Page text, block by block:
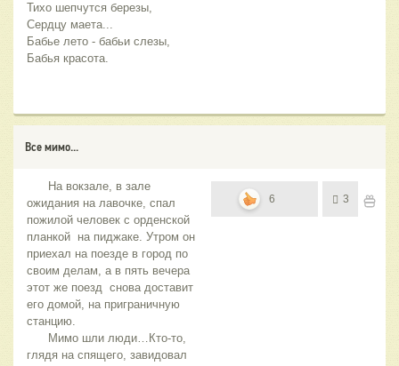
Тихо шепчутся березы,
Сердцу маета...
Бабье лето - бабьи слезы,
Бабья красота.
Все мимо...
На вокзале, в зале
ожидания на лавочке, спал
пожилой человек с орденской
планкой на пиджаке. Утром он
приехал на поезде в город по
своим делам, а в пять вечера
этот же поезд снова доставит
его домой, на приграничную
станцию.
Мимо шли люди…Кто-то,
глядя на спящего, завидовал
6 3